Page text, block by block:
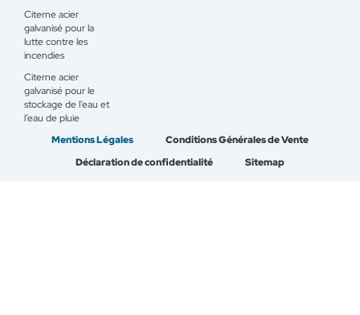
Citerne acier
galvanisé pour la
lutte contre les
incendies
Citerne acier
galvanisé pour le
stockage de l’eau et
l’eau de pluie
Mentions Légales
Conditions Générales de Vente
Déclaration de confidentialité
Sitemap